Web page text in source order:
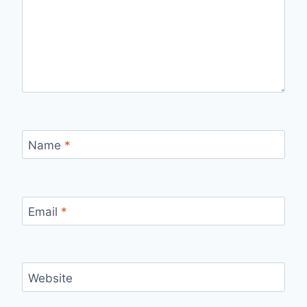
Name *
Email *
Website